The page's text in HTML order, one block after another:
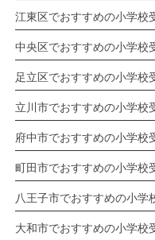
江東区でおすすめの小学校
中央区でおすすめの小学校
足立区でおすすめの小学校
立川市でおすすめの小学校
府中市でおすすめの小学校
町田市でおすすめの小学校
八王子市でおすすめの小学
大和市でおすすめの小学校